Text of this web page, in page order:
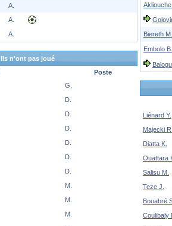
A.
A.
A.
Ils n'ont pas joué
Poste
G.
D.
D.
D.
D.
D.
D.
M.
M.
M.
Biereth M.
Embolo B.
Liénard Y.
Majecki
Diatta K.
Ouattara
Salisu M.
Teze J.
Bouabré
Coulibaly